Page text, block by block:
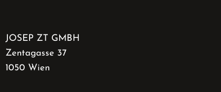
JOSEP ZT GMBH
Zentagasse 37
1050 Wien